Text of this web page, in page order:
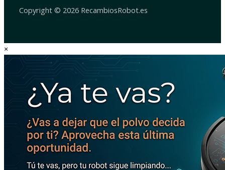
Copyright © 2026 RecambiosRobot.es
×